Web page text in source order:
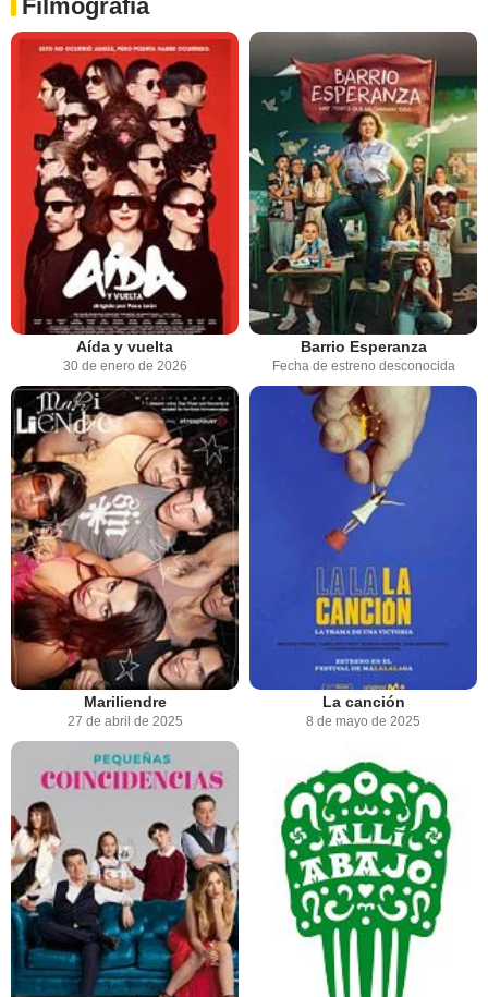
Filmografía
Aída y vuelta
30 de enero de 2026
Barrio Esperanza
Fecha de estreno desconocida
Mariliendre
27 de abril de 2025
La canción
8 de mayo de 2025